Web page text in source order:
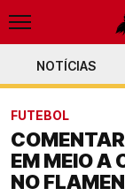
NOTÍCIAS
FUTEBOL
EM MEIO A
NO